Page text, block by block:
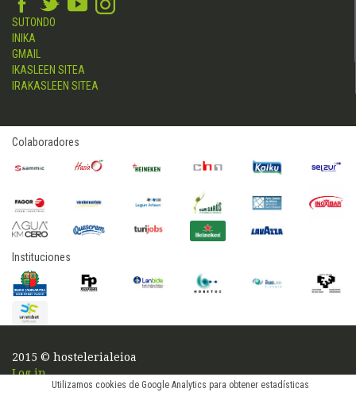
Utilizamos cookies de Google Analytics para obtener estadísticas
SUTONDO
INIKA
GMAIL
IKASLEEN SITEA
IRAKASLEEN SITEA
Colaboradores
Instituciones
2015 © hostelerialeioa
Log in